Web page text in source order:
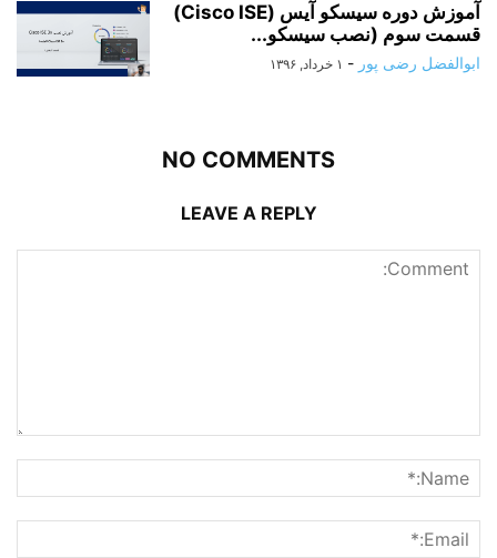
آموزش دوره سیسکو آیس (Cisco ISE)
قسمت سوم (نصب سیسکو...
ابوالفضل رضی پور - ۱ خرداد, ۱۳۹۶
NO COMMENTS
LEAVE A REPLY